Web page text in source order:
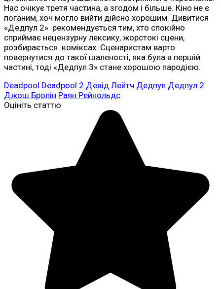
Нас очікує третя частина, а згодом і більше. Кіно не є
поганим, хоч могло вийти дійсно хорошим. Дивитися
«Дедпул 2» рекомендується тим, хто спокійно
сприймає нецензурну лексику, жорстокі сцени,
розбирається коміксах. Сценаристам варто
повернутися до такої шаленості, яка була в першій
частині, тоді «Дедпул 3» стане хорошою пародією.
Deadpool Deadpool 2 Девід Лейтч Дедпул Дедпул 2
Джош Бролін Раян Рейнольдс
Оцініть статтю